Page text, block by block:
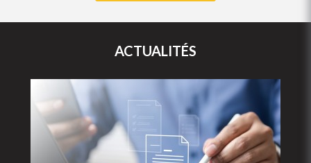
ACTUALITÉS